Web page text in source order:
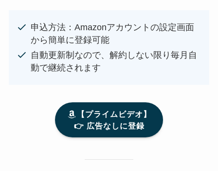
申込方法：Amazonアカウントの設定画面
から簡単に登録可能
自動更新制なので、解約しない限り毎月自
動で継続されます
【プライムビデオ】
👉️ 広告なしに登録